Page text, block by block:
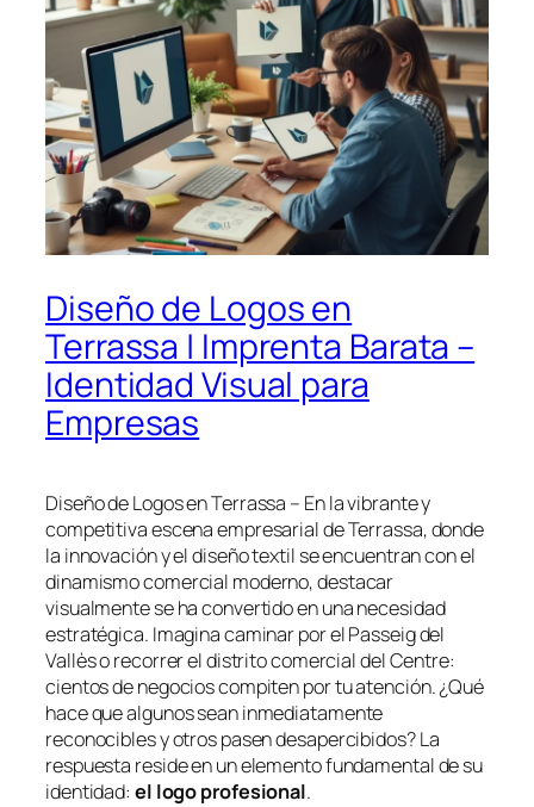
Diseño de Logos en
Terrassa | Imprenta Barata –
Identidad Visual para
Empresas
Diseño de Logos en Terrassa – En la vibrante y
competitiva escena empresarial de Terrassa, donde
la innovación y el diseño textil se encuentran con el
dinamismo comercial moderno, destacar
visualmente se ha convertido en una necesidad
estratégica. Imagina caminar por el Passeig del
Vallès o recorrer el distrito comercial del Centre:
cientos de negocios compiten por tu atención. ¿Qué
hace que algunos sean inmediatamente
reconocibles y otros pasen desapercibidos? La
respuesta reside en un elemento fundamental de su
identidad: el logo profesional.